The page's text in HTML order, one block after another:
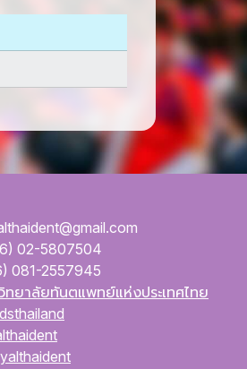
02-5807504
081-2557945
ทยาลัยทันตแพทย์แห่งประเทศไทย